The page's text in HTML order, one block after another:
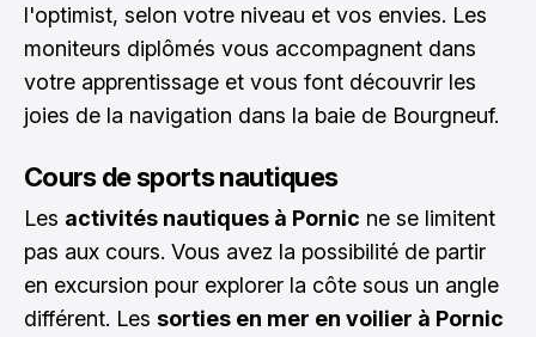
l'optimist, selon votre niveau et vos envies. Les
moniteurs diplômés vous accompagnent dans
votre apprentissage et vous font découvrir les
joies de la navigation dans la baie de Bourgneuf.
Cours de sports nautiques
Les activités nautiques à Pornic ne se limitent
pas aux cours. Vous avez la possibilité de partir
en excursion pour explorer la côte sous un angle
différent. Les sorties en mer en voilier à Pornic